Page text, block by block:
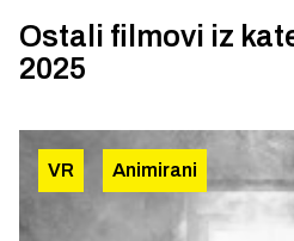
Ostali filmovi iz
2025
VR Animirani